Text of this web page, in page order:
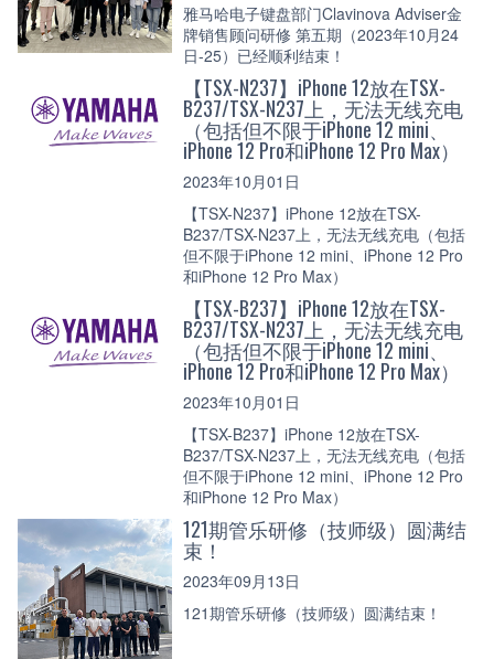
雅马哈电子键盘部门Clavinova Adviser金
牌销售顾问研修 第五期（2023年10月24
日-25）已经顺利结束！
【TSX-N237】iPhone 12放在TSX-
B237/TSX-N237上，无法无线充电
（包括但不限于iPhone 12 mini、
iPhone 12 Pro和iPhone 12 Pro Max）
2023年10月01日
【TSX-N237】iPhone 12放在TSX-
B237/TSX-N237上，无法无线充电（包括
但不限于iPhone 12 mini、iPhone 12 Pro
和iPhone 12 Pro Max）
【TSX-B237】iPhone 12放在TSX-
B237/TSX-N237上，无法无线充电
（包括但不限于iPhone 12 mini、
iPhone 12 Pro和iPhone 12 Pro Max）
2023年10月01日
【TSX-B237】iPhone 12放在TSX-
B237/TSX-N237上，无法无线充电（包括
但不限于iPhone 12 mini、iPhone 12 Pro
和iPhone 12 Pro Max）
121期管乐研修（技师级）圆满结
束！
2023年09月13日
121期管乐研修（技师级）圆满结束！